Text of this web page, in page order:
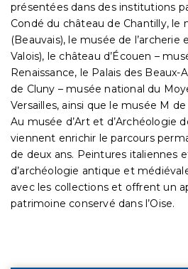
présentées dans des institutions
Condé du château de Chantilly, le
(Beauvais), le musée de l’archerie
Valois), le château d’Écouen –
Renaissance, le Palais des Beaux-
de Cluny – musée national du
Versailles, ainsi que le musée M
Au musée d’Art et d’Archéologie
viennent enrichir le parcours
de deux ans. Peintures italiennes
d’archéologie antique et
avec les collections et offrent un
patrimoine conservé dans l’Oise.